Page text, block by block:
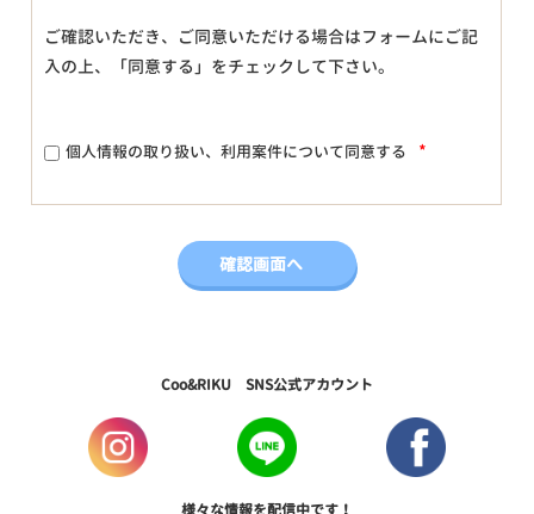
ご確認いただき、ご同意いただける場合はフォームにご記
入の上、「同意する」をチェックして下さい。
個人情報の取り扱い、利用案件について同意する *
Coo&RIKU SNS公式アカウント
様々な情報を配信中です！